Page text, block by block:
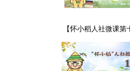
【怀小稻人社微课第
期】劳动合同中“发生
事故概不负责”的条款